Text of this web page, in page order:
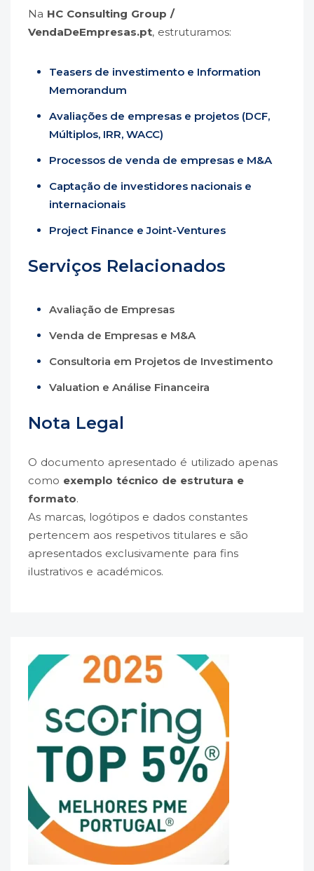
Na HC Consulting Group /
VendaDeEmpresas.pt, estruturamos:
Teasers de investimento e Information
Memorandum
Avaliações de empresas e projetos (DCF,
Múltiplos, IRR, WACC)
Processos de venda de empresas e M&A
Captação de investidores nacionais e
internacionais
Project Finance e Joint-Ventures
Serviços Relacionados
Avaliação de Empresas
Venda de Empresas e M&A
Consultoria em Projetos de Investimento
Valuation e Análise Financeira
Nota Legal
O documento apresentado é utilizado apenas
como exemplo técnico de estrutura e
formato.
As marcas, logótipos e dados constantes
pertencem aos respetivos titulares e são
apresentados exclusivamente para fins
ilustrativos e académicos.